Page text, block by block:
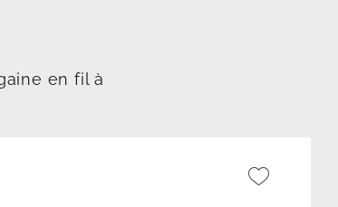
en fil à